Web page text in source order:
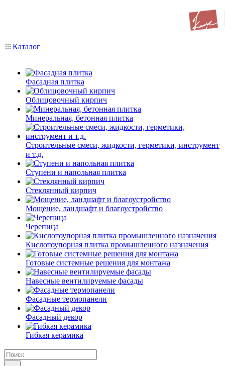
Каталог
Фасадная плитка
Облицовочный кирпич
Минеральная, бетонная плитка
Строительные смеси, жидкости, герметики, инструмент
и т.д.
Ступени и напольная плитка
Cтеклянный кирпич
Мощение, ландшафт и благоустройство
Черепица
Кислотоупорная плитка промышленного назначения
Готовые системные решения для монтажа
Навесные вентилируемые фасады
Фасадные термопанели
Фасадный декор
Гибкая керамика